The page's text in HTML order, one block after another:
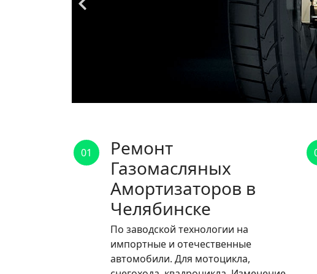
01
Ремонт
Газомасляных
Амортизаторов в
Челябинске
По заводской технологии на
импортные и отечественные
автомобили. Для мотоцикла,